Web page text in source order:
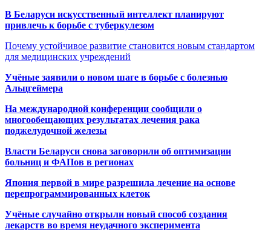
В Беларуси искусственный интеллект планируют
привлечь к борьбе с туберкулезом
Почему устойчивое развитие становится новым стандартом
для медицинских учреждений
Учёные заявили о новом шаге в борьбе с болезнью
Альцгеймера
На международной конференции сообщили о
многообещающих результатах лечения рака
поджелудочной железы
Власти Беларуси снова заговорили об оптимизации
больниц и ФАПов в регионах
Япония первой в мире разрешила лечение на основе
перепрограммированных клеток
Учёные случайно открыли новый способ создания
лекарств во время неудачного эксперимента